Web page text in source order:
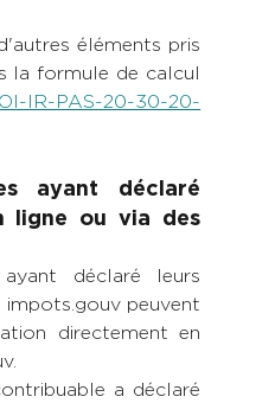
éléments pris
la formule de calcul
IR-PAS-20-30-20-
ayant déclaré
ligne ou via des
déclaré leurs
impots.gouv peuvent
directement en
a déclaré